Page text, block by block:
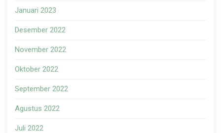
Januari 2023
Desember 2022
November 2022
Oktober 2022
September 2022
Agustus 2022
Juli 2022